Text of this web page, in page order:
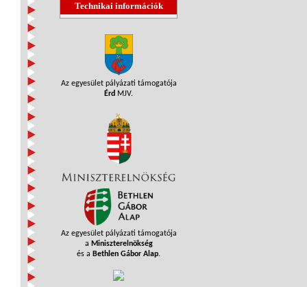
Technikai információk
Az egyesület pályázati támogatója
Érd MJV.
Az egyesület pályázati támogatója
a Miniszterelnökség
és a Bethlen Gábor Alap.